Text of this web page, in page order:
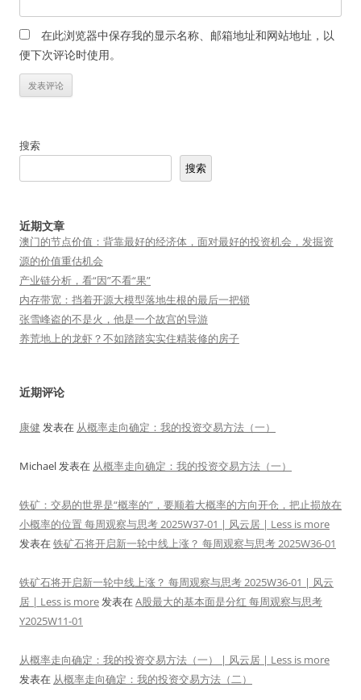
在此浏览器中保存我的显示名称、邮箱地址和网站地址，以
便下次评论时使用。
搜索
搜索
近期文章
澳门的节点价值：背靠最好的经济体，面对最好的投资机会，发掘资
源的价值重估机会
产业链分析，看“因”不看“果”
内存带宽：挡着开源大模型落地生根的最后一把锁
张雪峰盗的不是火，他是一个故宫的导游
养荒地上的龙虾？不如踏踏实实住精装修的房子
近期评论
康健 发表在 从概率走向确定：我的投资交易方法（一）
Michael发表在 从概率走向确定：我的投资交易方法（一）
铁矿：交易的世界是“概率的”，要顺着大概率的方向开仓，把止损放在
小概率的位置 每周观察与思考 2025W37-01 | 风云居 | Less is more
发表在铁矿石将开启新一轮中线上涨？ 每周观察与思考 2025W36-01
铁矿石将开启新一轮中线上涨？ 每周观察与思考 2025W36-01 | 风云
居 | Less is more发表在A股最大的基本面是分红 每周观察与思考
Y2025W11-01
从概率走向确定：我的投资交易方法（一） | 风云居 | Less is more
发表在 从概率走向确定：我的投资交易方法（二）